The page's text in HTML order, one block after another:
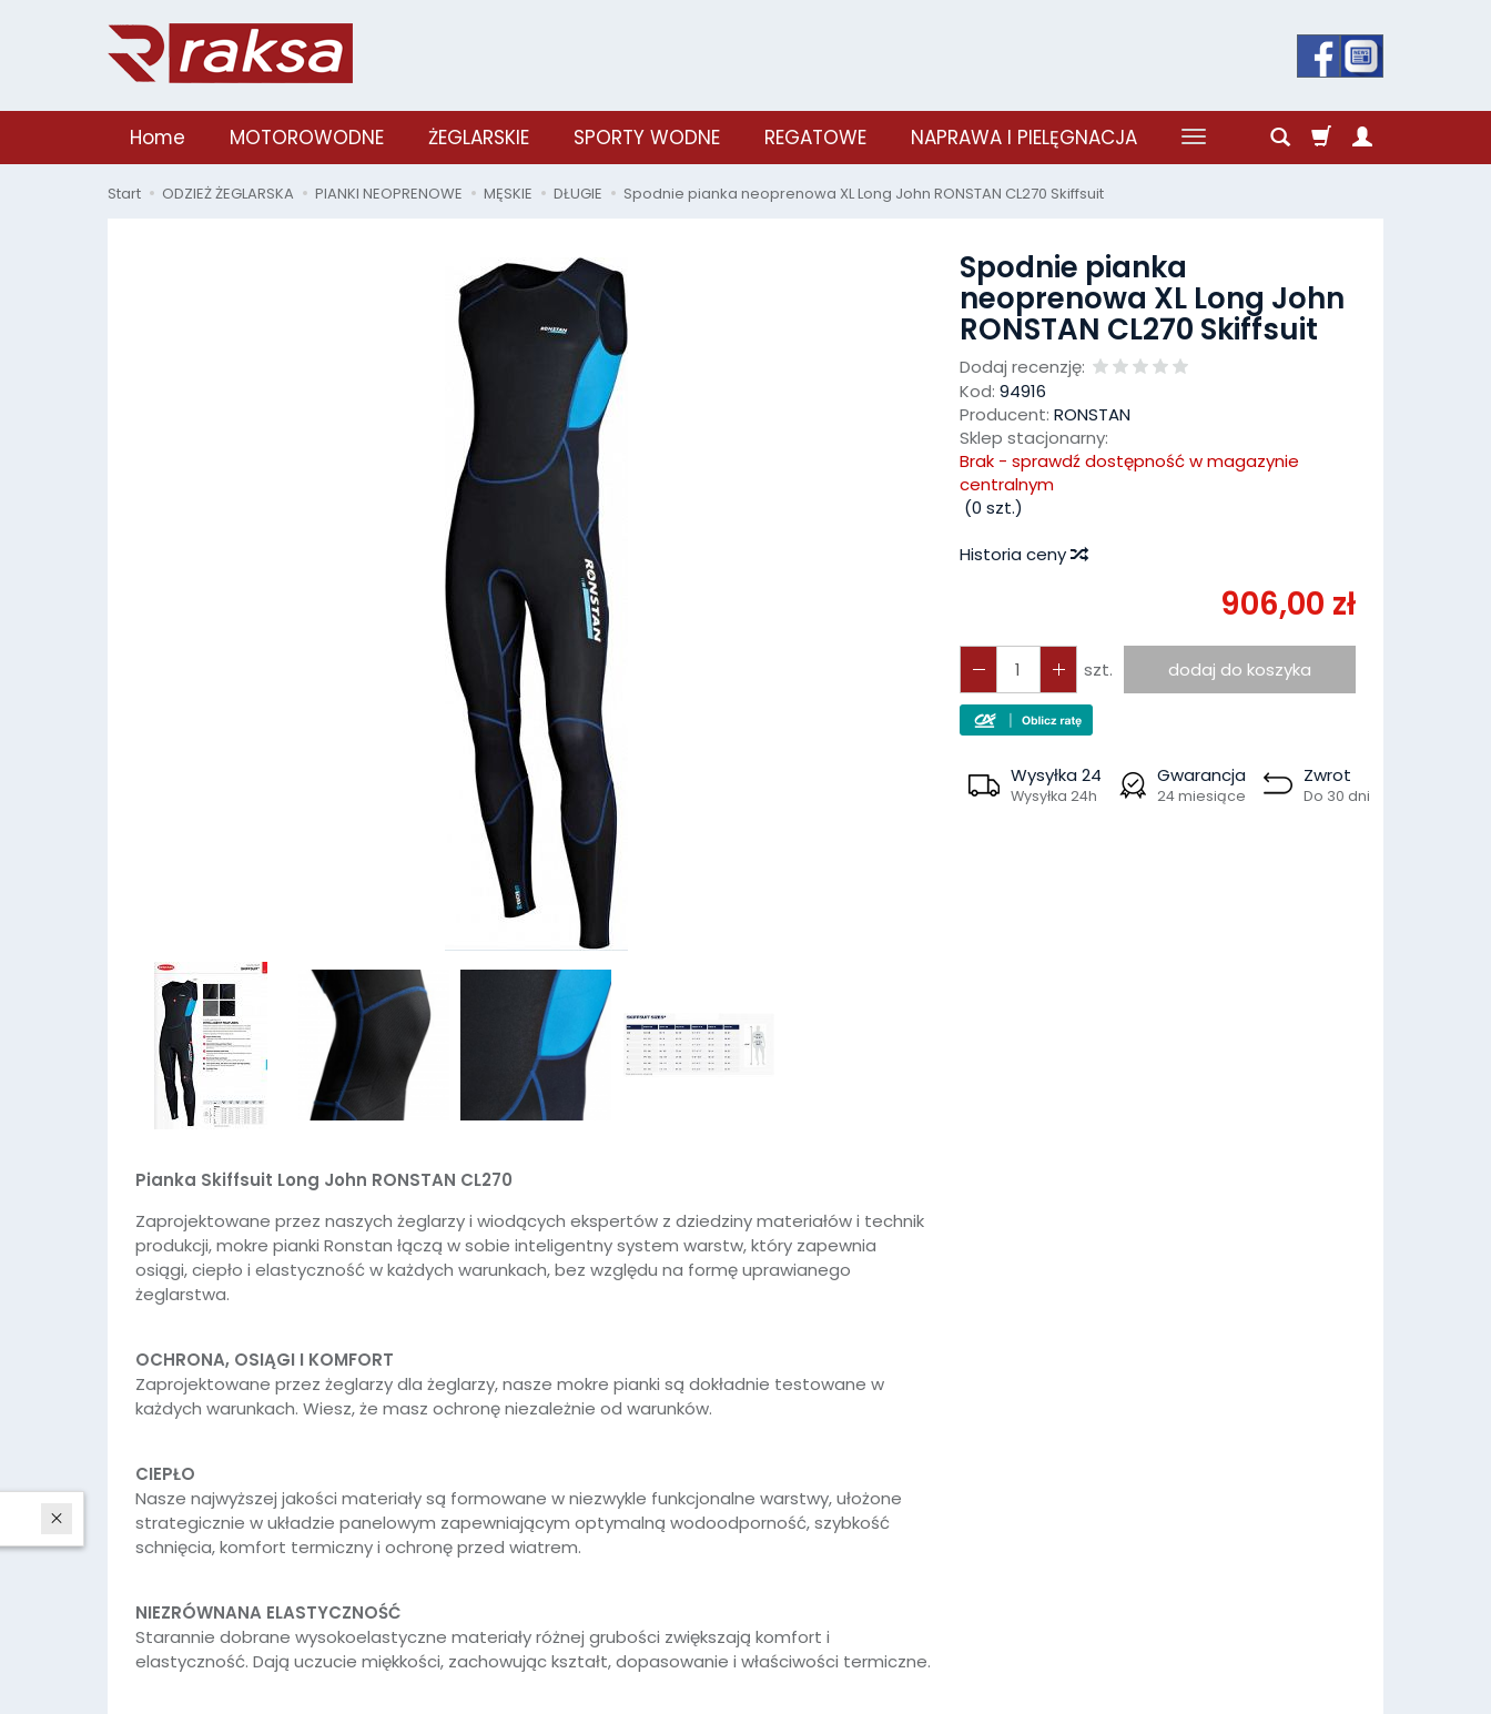
Home MOTOROWODNE ŻEGLARSKIE SPORTY WODNE REGATOWE NAPRAWA I PIELĘGNACJA
Start ODZIEŻ ŻEGLARSKA PIANKI NEOPRENOWE MĘSKIE DŁUGIE Spodnie pianka neoprenowa XL Long John RONSTAN CL270 Skiffsuit
Spodnie pianka
neoprenowa XL Long John
RONSTAN CL270 Skiffsuit
Dodaj recenzję:
Kod: 94916
Producent: RONSTAN
Sklep stacjonarny:
Brak - sprawdź dostępność w magazynie
centralnym
(0 szt.)
Historia ceny
906,00 zł
szt. dodaj do koszyka
Wysyłka 24
Wysyłka 24h
Gwarancja
24 miesiące
Zwrot
Do 30 dni
Pianka Skiffsuit Long John RONSTAN CL270
Zaprojektowane przez naszych żeglarzy i wiodących ekspertów z dziedziny materiałów i technik
produkcji, mokre pianki Ronstan łączą w sobie inteligentny system warstw, który zapewnia
osiągi, ciepło i elastyczność w każdych warunkach, bez względu na formę uprawianego
żeglarstwa.
OCHRONA, OSIĄGI I KOMFORT
Zaprojektowane przez żeglarzy dla żeglarzy, nasze mokre pianki są dokładnie testowane w
każdych warunkach. Wiesz, że masz ochronę niezależnie od warunków.
CIEPŁO
Nasze najwyższej jakości materiały są formowane w niezwykle funkcjonalne warstwy, ułożone
strategicznie w układzie panelowym zapewniającym optymalną wodoodporność, szybkość
schnięcia, komfort termiczny i ochronę przed wiatrem.
NIEZRÓWNANA ELASTYCZNOŚĆ
Starannie dobrane wysokoelastyczne materiały różnej grubości zwiększają komfort i
elastyczność. Dają uczucie miękkości, zachowując kształt, dopasowanie i właściwości termiczne.
W ostatnich 7 dniach produktem interesują się4osoby.